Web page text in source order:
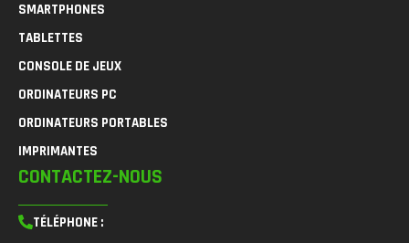
SMARTPHONES
TABLETTES
CONSOLE DE JEUX
ORDINATEURS PC
ORDINATEURS PORTABLES
IMPRIMANTES
CONTACTEZ-NOUS
TÉLÉPHONE :